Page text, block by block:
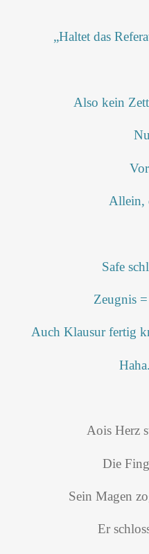
„Haltet das
Also kein
Allein,
Safe
Zeugnis
Auch Klausur fertig
Aois Herz
Die
Sein Magen
Er